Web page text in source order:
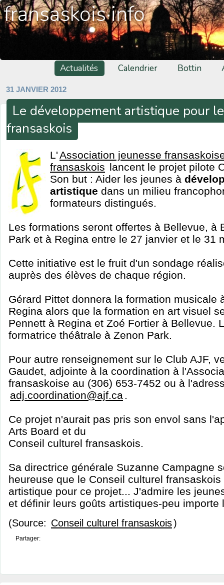
fransaskois·info
Actualités Calendrier Bottin
31 JANVIER 2012
Le développement artistique pour
fransaskois
L'Association jeunesse
fransaskois lancent le projet pilote
Son but : Aider les jeunes à
artistique dans un milieu
formateurs distingués.
Les formations seront offertes à Bellevue, à
Park et à Regina entre le 27 janvier et le 31
Cette initiative est le fruit d'un sondage
auprès des élèves de chaque région.
Gérard Pittet donnera la formation musicale
Regina alors que la formation en art visuel
Pennett à Regina et Zoé Fortier à Bellevue.
formatrice théâtrale à Zenon Park.
Pour autre renseignement sur le Club AJF,
Gaudet, adjointe à la coordination à
fransaskoise au (306) 653-7452 ou à
adj.coordination@ajf.ca .
Ce projet n'aurait pas pris son envol sans
Arts Board et du
Conseil culturel fransaskois.
Sa directrice générale Suzanne Campagne
heureuse que le Conseil culturel
artistique pour ce projet... J'admire les
et définir leurs goûts artistiques-peu importe
(Source: Conseil culturel fransaskois)
Partager: